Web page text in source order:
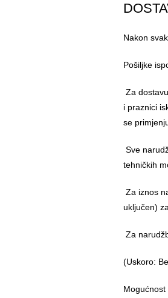
Nakon
Pošiljke
Za
i praznici
se
Sve
tehničkih
Za iznos
uključen)
Za
(Uskoro: